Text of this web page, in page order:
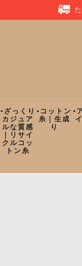
▪︎ざっくり
カジュア
ルな質感
｜リサイ
クルコッ
トン糸
▪︎コットン
糸｜生成
り
▪︎